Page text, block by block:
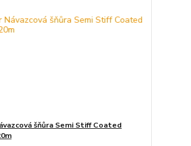
šňůra Semi Stiff Coated